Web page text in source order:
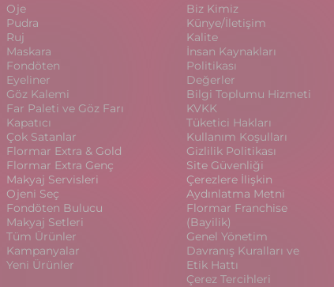
Oje
Pudra
Ruj
Maskara
Fondöten
Eyeliner
Göz Kalemi
Far Paleti ve Göz Farı
Kapatıcı
Çok Satanlar
Flormar Extra & Gold
Flormar Extra Genç
Makyaj Servisleri
Ojeni Seç
Fondöten Bulucu
Makyaj Setleri
Tüm Ürünler
Kampanyalar
Yeni Ürünler
Biz Kimiz
Künye/İletişim
Kalite
İnsan Kaynakları
Politikası
Değerler
Bilgi Toplumu Hizmeti
KVKK
Tüketici Hakları
Kullanım Koşulları
Gizlilik Politikası
Site Güvenliği
Çerezlere İlişkin
Aydınlatma Metni
Flormar Franchise
(Bayilik)
Genel Yönetim
Davranış Kuralları ve
Etik Hattı
Çerez Tercihleri